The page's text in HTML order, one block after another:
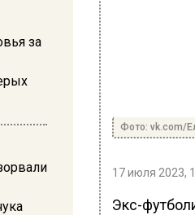
за
Фото: vk.com/
17 июля 2023,
Экс-